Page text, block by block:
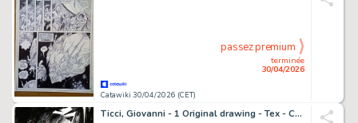
Catawiki 30/04/2026 (CET)
terminée
30/04/2026
passez premium
Ticci, Giovanni - 1 Original drawing - Tex - Cavalcando con Tex vol. 4